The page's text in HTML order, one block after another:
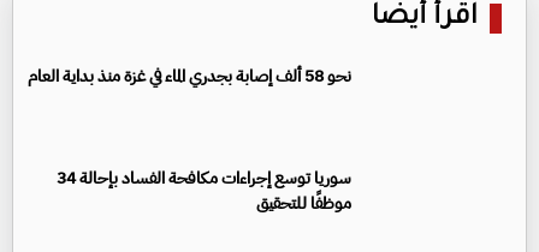
اقرأ أيضا
نحو 58 ألف إصابة بجدري الماء في غزة منذ بداية العام
سوريا توسع إجراءات مكافحة الفساد بإحالة 34
موظفًا للتحقيق